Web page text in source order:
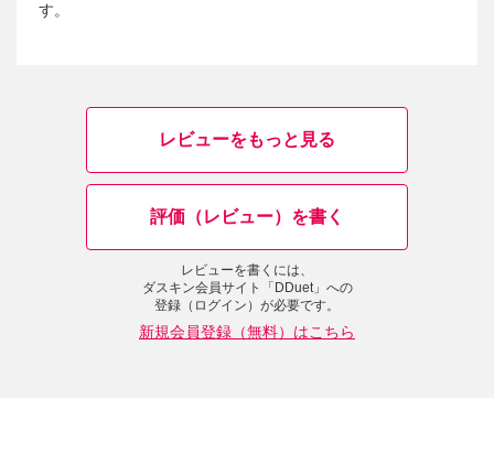
す。
レビューをもっと見る
評価（レビュー）を書く
レビューを書くには、
ダスキン会員サイト「DDuet」への
登録（ログイン）が必要です。
新規会員登録（無料）はこちら